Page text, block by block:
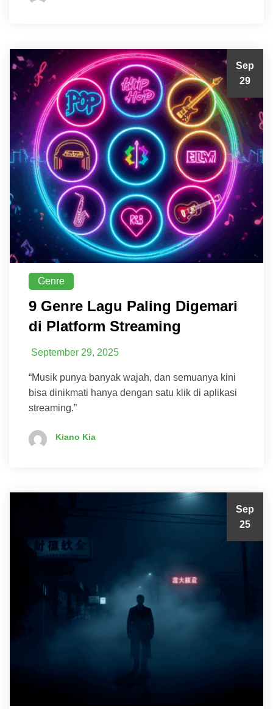
Sep
29
Genre
9 Genre Lagu Paling Digemari
di Platform Streaming
September 29, 2025
“Musik punya banyak wajah, dan semuanya kini
bisa dinikmati hanya dengan satu klik di aplikasi
streaming.”
Kiano Kia
Sep
25